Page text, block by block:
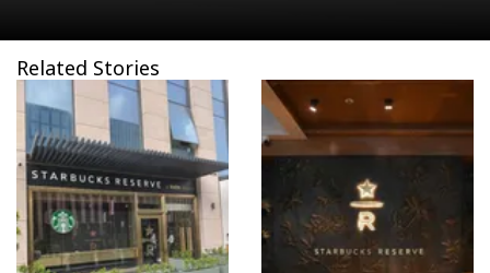
Related Stories